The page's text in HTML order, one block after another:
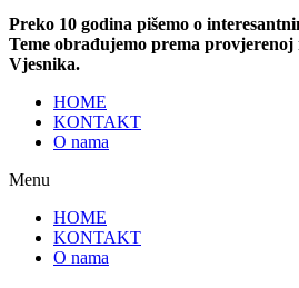
Preko 10 godina pišemo o
Teme obrađujemo prema
Vjesnika.
HOME
KONTAKT
O nama
Menu
HOME
KONTAKT
O nama